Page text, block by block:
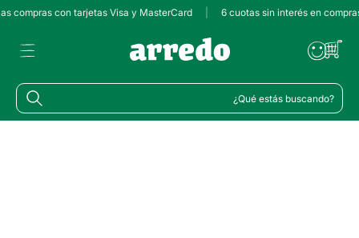
compras con tarjetas Visa y MasterCard 6 cuotas sin interés en
¿Qué estás buscando?